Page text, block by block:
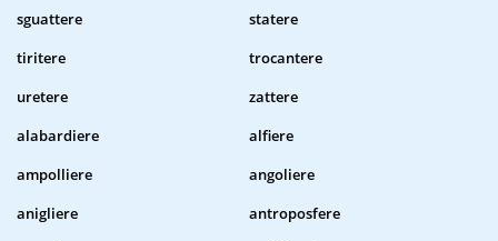
sguattere
statere
tiritere
trocantere
uretere
zattere
alabardiere
alfiere
ampolliere
angoliere
anigliere
antroposfere